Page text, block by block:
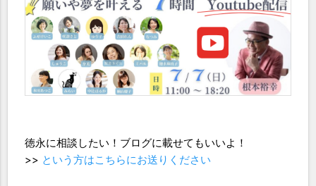
徳永に相談したい！ブログに載せてもいいよ！
>> という方はこちらにお送りください